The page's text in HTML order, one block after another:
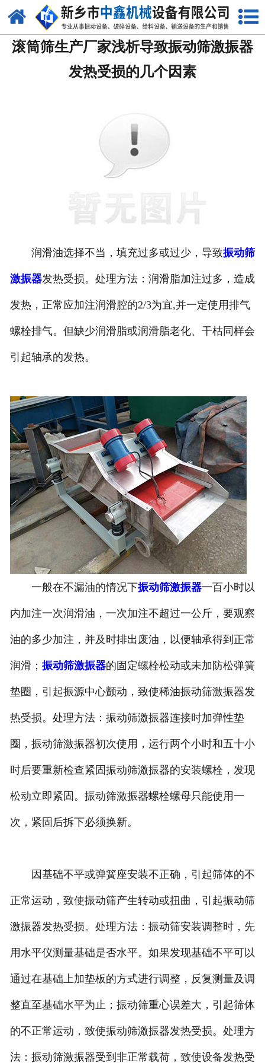
网站首页
关于我们
产品中心
联系我们
滚筒筛生产厂家浅析导致振动筛激振器
发热受损的几个因素
润滑油选择不当，填充过多或过少，导致振动筛
激振器发热受损。处理方法：润滑脂加注过多，造成
发热，正常应加注润滑腔的2/3为宜,并一定使用排气
螺栓排气。但缺少润滑脂或润滑脂老化、干枯同样会
引起轴承的发热。
一般在不漏油的情况下振动筛激振器一百小时以
内加注一次润滑油，一次加注不超过一公斤，要观察
油的多少加注，并及时排出废油，以便轴承得到正常
润滑； 振动筛激振器的固定螺栓松动或未加防松弹簧
垫圈，引起振源中心颤动，致使稀油振动筛激振器发
热受损。处理方法：振动筛激振器连接时加弹性垫
圈，振动筛激振器初次使用，运行两个小时和五十小
时后要重新检查紧固振动筛激振器的安装螺栓，发现
松动立即紧固。振动筛激振器螺栓螺母只能使用一
次，紧固后拆下必须换新。
因基础不平或弹簧座安装不正确，引起筛体的不
正常运动，致使振动筛产生转动或扭曲，引起振动筛
激振器发热受损。处理方法：振动筛安装调整时，先
用水平仪测量基础是否水平。如果发现基础不平可以
通过在基础上加垫板的方式进行调整，反复测量及调
整直至基础水平为止；振动筛重心误差大，引起筛体
的不正常运动，致使振动筛激振器发热受损。处理方
法：振动筛激振器受到非正常载荷，致使设备发热受